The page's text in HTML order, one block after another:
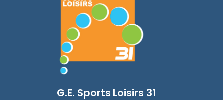
G.E. Sports Loisirs 31